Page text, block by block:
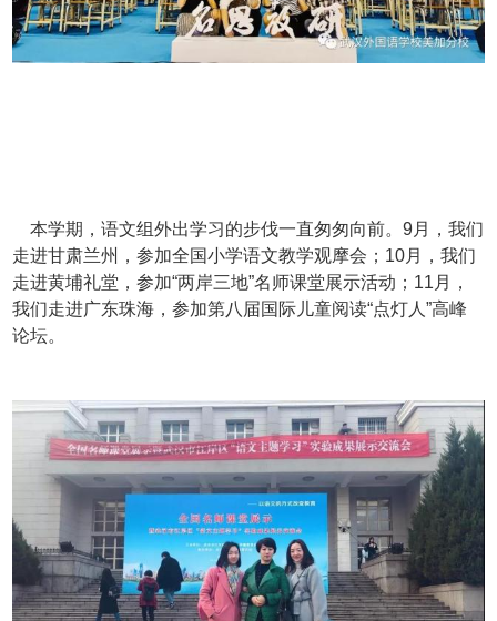
本学期，语文组外出学习的步伐一直匆匆向前。9月，我们
走进甘肃兰州，参加全国小学语文教学观摩会；10月，我们
走进黄埔礼堂，参加“两岸三地”名师课堂展示活动；11月，
我们走进广东珠海，参加第八届国际儿童阅读“点灯人”高峰
论坛。